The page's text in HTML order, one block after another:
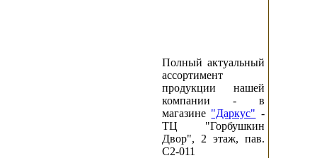
Полный актуальный
ассортимент
продукции нашей
компании - в
магазине "Даркус" -
ТЦ "Горбушкин
Двор", 2 этаж, пав.
C2-011